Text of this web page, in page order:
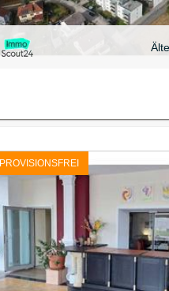
PROVISIONSFREI